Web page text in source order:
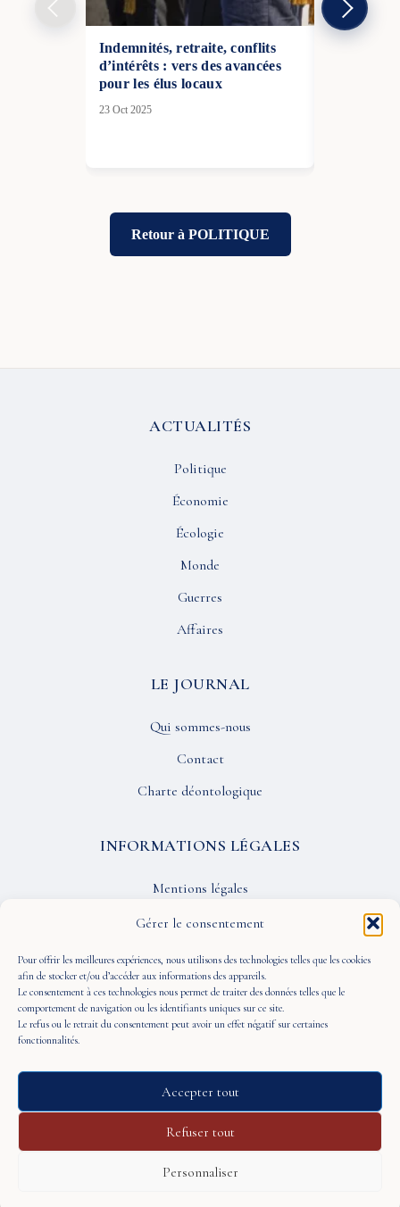
Gérer le consentement
Pour offrir les meilleures expériences, nous utilisons des technologies telles que les cookies
afin de stocker et/ou d’accéder aux informations des appareils.
Le consentement à ces technologies nous permet de traiter des données telles que le
comportement de navigation ou les identifiants uniques sur ce site.
Le refus ou le retrait du consentement peut avoir un effet négatif sur certaines
fonctionnalités.
Accepter tout
Refuser tout
Personnaliser
Indemnités, retraite, conflits
d’intérêts : vers des avancées
pour les élus locaux
23 Oct 2025
Retour à POLITIQUE
ACTUALITÉS
Politique
Économie
Écologie
Monde
Guerres
Affaires
LE JOURNAL
Qui sommes-nous
Contact
Charte déontologique
INFORMATIONS LÉGALES
Mentions légales
Confidentialité
CGU
SUIVEZ-NOUS
© 2026 À Portée de Vue — Tous droits réservés